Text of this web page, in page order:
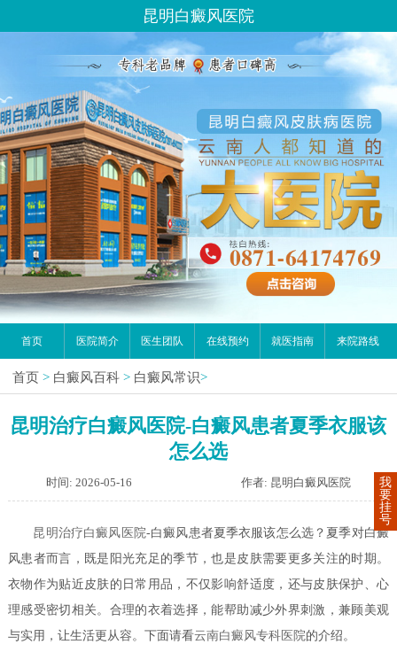
昆明白癜风医院
首页 医院简介 医生团队 在线预约 就医指南 来院路线
首页 > 白癜风百科 > 白癜风常识>
昆明治疗白癜风医院-白癜风患者夏季衣服该
怎么选
时间: 2026-05-16 作者: 昆明白癜风医院
昆明治疗白癜风医院-白癜风患者夏季衣服该怎么选？夏季对白癜
风患者而言，既是阳光充足的季节，也是皮肤需要更多关注的时期。
衣物作为贴近皮肤的日常用品，不仅影响舒适度，还与皮肤保护、心
理感受密切相关。合理的衣着选择，能帮助减少外界刺激，兼顾美观
与实用，让生活更从容。下面请看云南白癜风专科医院的介绍。
我
要
挂
号